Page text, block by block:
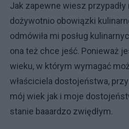
Jak zapewne wiesz
dożywotnio obowiązki
odmówiła mi posług
ona też chce jeść. Ponieważ
wieku, w którym wymagać
właściciela dostojeństwa,
mój wiek jak i moje
stanie baaardzo zwiędłym.